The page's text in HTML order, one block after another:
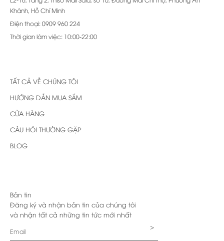
Khánh, Hồ Chí Minh
Điện thoại: 0909 960 224
Thời gian làm việc: 10:00-22:00
TẤT CẢ VỀ CHÚNG TÔI
HƯỚNG DẪN MUA SẮM
CỬA HÀNG
CÂU HỎI THƯỜNG GẶP
BLOG
Bản tin
Đăng ký và nhận bản tin của chúng tôi
và nhận tất cả những tin tức mới nhất